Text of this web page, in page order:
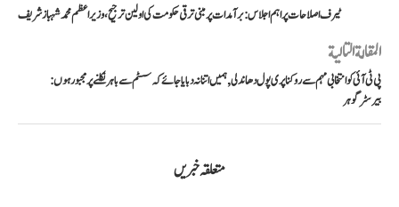
ٹیرف اصلاحات پر اہم اجلاس: برآمدات پر مبنی ترقی حکومت کی اولین ترجیح، وزیراعظم محمد شہباز شریف
المقالة التالية
پی ٹی آئی کو انتخابی مہم سے روکنا پری پول دھاندلی, ہمیں اتنا نہ دبایا جائے کہ سسٹم سے باہر نکلنے پر مجبور ہوں:
بیرسٹر گوہر
متعلقہ خبریں